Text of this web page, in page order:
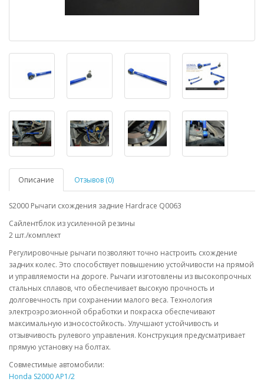
Описание Отзывов (0)
S2000 Рычаги схождения задние Hardrace Q0063
Сайлентблок из усиленной резины
2 шт./комплект
Регулировочные рычаги позволяют точно настроить схождение
задних колес. Это способствует повышению устойчивости на прямой
и управляемости на дороге. Рычаги изготовлены из высокопрочных
стальных сплавов, что обеспечивает высокую прочность и
долговечность при сохранении малого веса. Технология
электроэрозионной обработки и покраска обеспечивают
максимальную износостойкость. Улучшают устойчивость и
отзывчивость рулевого управления. Конструкция предусматривает
прямую установку на болтах.
Совместимые автомобили:
Honda S2000 AP1/2